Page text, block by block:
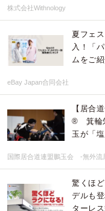
株式会社Withnology
夏フェ
入！「
ムをご
eBay Japan合同会社
【居合
® 箕輪
玉が「
国際居合道連盟鵬玉会 -無外流
驚くほ
デルも
ターレ